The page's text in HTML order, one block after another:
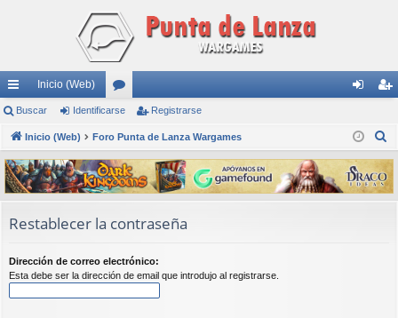
nl
ac
es
rá
pi
s
Inicio (Web)
or
os nti
fic
ar
ist
ra
rs
Buscar Identificarse Registrarse
Inicio (Web) Foro Punta de Lanza Wargames
s
c
Restablecer la contraseña
Dirección de correo electrónico:
Esta debe ser la dirección de email que introdujo al registrarse.